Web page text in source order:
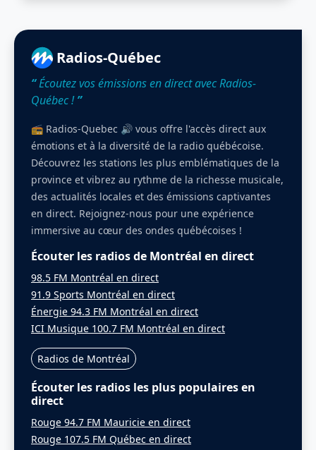
Radios-Québec
“Écoutez vos émissions en direct avec Radios-
Québec !”
📻 Radios-Quebec 🔊 vous offre l'accès direct aux
émotions et à la diversité de la radio québécoise.
Découvrez les stations les plus emblématiques de la
province et vibrez au rythme de la richesse musicale,
des actualités locales et des émissions captivantes
en direct. Rejoignez-nous pour une expérience
immersive au cœur des ondes québécoises !
Écouter les radios de Montréal en direct
98.5 FM Montréal en direct
91.9 Sports Montréal en direct
Énergie 94.3 FM Montréal en direct
ICI Musique 100.7 FM Montréal en direct
Radios de Montréal
Écouter les radios les plus populaires en
direct
Rouge 94.7 FM Mauricie en direct
Rouge 107.5 FM Québec en direct